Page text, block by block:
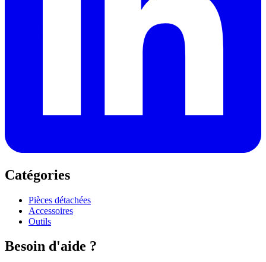
Catégories
Pièces détachées
Accessoires
Outils
Besoin d'aide ?